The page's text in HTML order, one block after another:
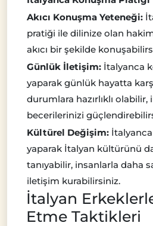
Akıcı Konuşma Yeteneği:
pratiği ile dilinize olan
akıcı bir şekilde
Günlük İletişim: İtalyanca
yaparak günlük hayatta
durumlara hazırlıklı olabilir,
becerilerinizi
Kültürel Değişim:
yaparak İtalyan kültürünü
tanıyabilir, insanlarla daha
iletişim kurabilirsiniz.
İtalyan
Etme Taktikleri